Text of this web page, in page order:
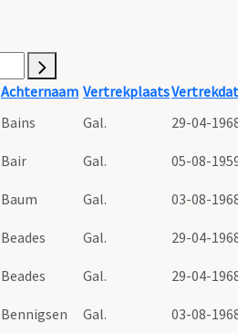
Achternaam Vertrekplaats
Bains Gal. 29-04-
Bair Gal. 05-08-
Baum Gal. 03-08-
Beades Gal. 29-04-
Beades Gal. 29-04-
Bennigsen Gal. 03-08-